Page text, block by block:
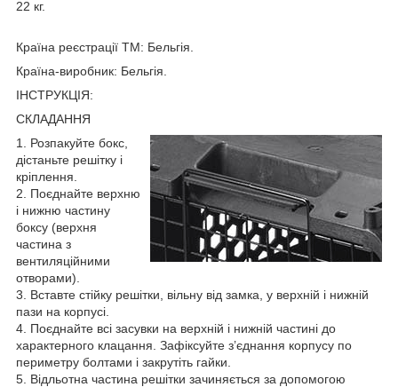
22 кг.
Країна реєстрації ТМ: Бельгія.
Країна-виробник: Бельгія.
ІНСТРУКЦІЯ:
СКЛАДАННЯ
1. Розпакуйте бокс,
дістаньте решітку і
кріплення.
2. Поєднайте верхню
і нижню частину
боксу (верхня
частина з
вентиляційними
отворами).
3. Вставте стійку решітки, вільну від замка, у верхній і нижній
пази на корпусі.
4. Поєднайте всі засувки на верхній і нижній частині до
характерного клацання. Зафіксуйте з’єднання корпусу по
периметру болтами і закрутіть гайки.
5. Відльотна частина решітки зачиняється за допомогою